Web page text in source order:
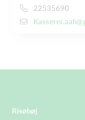
22535690
Risøhøj